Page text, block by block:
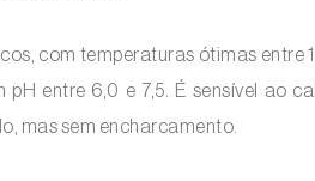
com temperaturas ótimas entre
entre 6,0 e 7,5. É sensível ao
mas sem encharcamento.